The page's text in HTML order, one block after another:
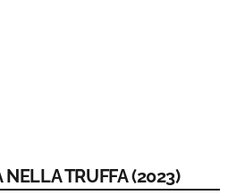
NELLA TRUFFA (2023)